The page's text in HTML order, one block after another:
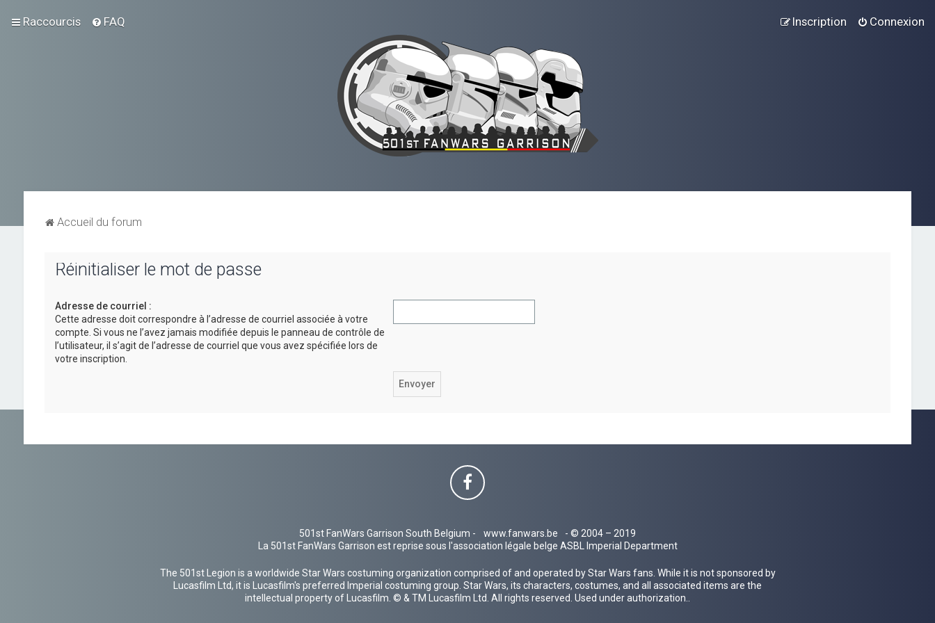
Raccourcis FAQ Connexion
Inscription
Accueil du forum
Réinitialiser le mot de passe
Adresse de courriel :
Cette adresse doit correspondre à l’adresse de courriel associée à votre
compte. Si vous ne l’avez jamais modifiée depuis le panneau de contrôle de
l’utilisateur, il s’agit de l’adresse de courriel que vous avez spécifiée lors de
votre inscription.
501st FanWars Garrison South Belgium - www.fanwars.be
- © 2004 – 2019
La 501st FanWars Garrison est reprise sous l'association légale belge ASBL Imperial Department
The 501st Legion is a worldwide Star Wars costuming organization comprised of and operated by Star Wars fans. While it is not sponsored by
Lucasfilm Ltd, it is Lucasfilm's preferred Imperial costuming group. Star Wars, its characters, costumes, and all associated items are the
intellectual property of Lucasfilm. © & TM Lucasfilm Ltd. All rights reserved. Used under authorization..